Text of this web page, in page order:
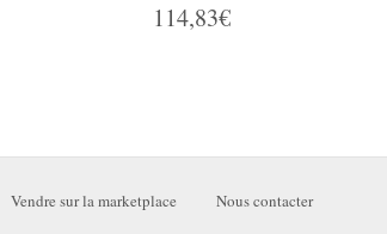
114,83€
Vendre sur la marketplace Nous contacter